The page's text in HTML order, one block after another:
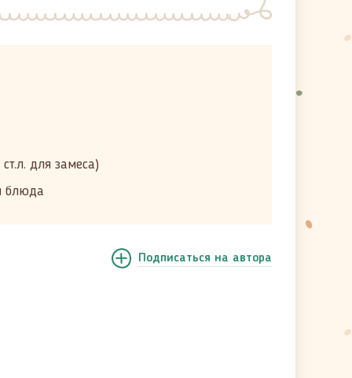
для замеса)
блюда
Подписаться на автора